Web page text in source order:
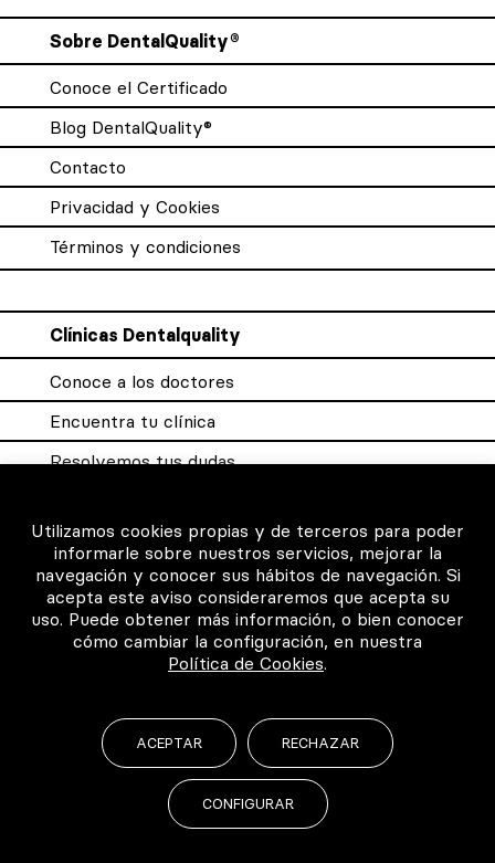
Sobre DentalQuality®
Conoce el Certificado
Blog DentalQuality®
Contacto
Privacidad y Cookies
Términos y condiciones
Clínicas Dentalquality
Conoce a los doctores
Encuentra tu clínica
Resolvemos tus dudas
Para los profesionales
Consigue tu certificado
Intranet clínicas certificadas
Música para los pacientes
©2026 Todos los derechos reservados
Utilizamos cookies propias y de terceros para poder
informarle sobre nuestros servicios, mejorar la
navegación y conocer sus hábitos de navegación. Si
acepta este aviso consideraremos que acepta su
uso. Puede obtener más información, o bien conocer
cómo cambiar la configuración, en nuestra
Política de Cookies.
ACEPTAR RECHAZAR
CONFIGURAR